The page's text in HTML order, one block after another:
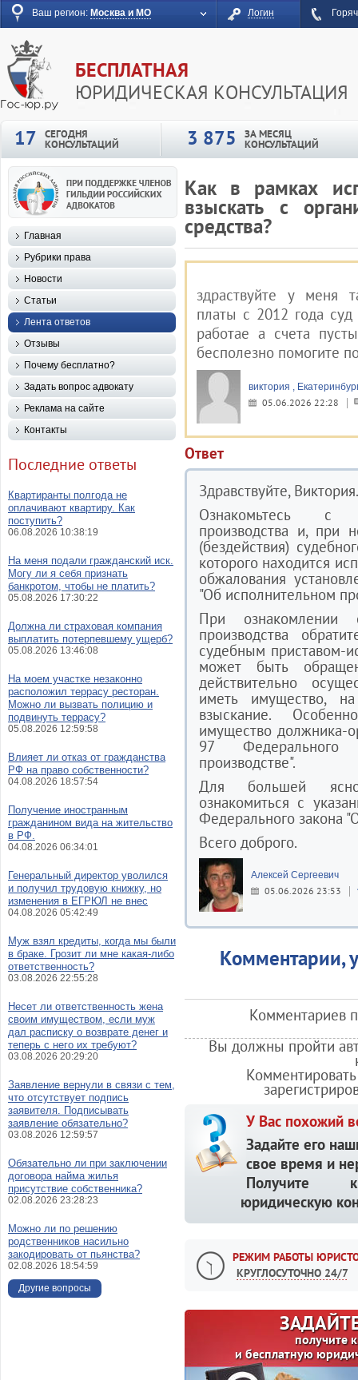
Ваш регион: Москва и МО Логин
БЕСПЛАТНАЯ
ЮРИДИЧЕСКАЯ КОНСУЛЬТАЦИЯ
17
СЕГОДНЯ
КОНСУЛЬТАЦИЙ 3 875 ЗА МЕСЯЦ
КОНСУЛЬТАЦИЙ
Как в рамках
взыскать с
средства?
здраствуйте у меня
платы с 2012 года суд
работае а счета
бесполезно помогите
виктория ,
05.06.2026 22:28
Ответ
Здравствуйте, Виктория.
Ознакомьтесь с
производства и, при
(бездействия)
которого находится
обжалования
"Об исполнительном
При ознакомлении
производства
судебным приставом-
может быть
действительно
иметь имущество,
взыскание.
имущество должника-
97 Федерального
производстве".
Для большей
ознакомиться с
Федерального закона
Всего доброго.
Алексей Сергеевич
05.06.2026 23:53
Комментарии,
Комментариев
Вы должны пройти
У Вас похожий
Задайте его
свое время и
Получите
юридическую
РЕЖИМ РАБОТЫ
КРУГЛОСУТОЧНО 24/7
получите
и бесплатную
Главная
Рубрики права
Новости
Статьи
Лента ответов
Отзывы
Почему бесплатно?
Задать вопрос адвокату
Реклама на сайте
Контакты
Последние ответы
Квартиранты полгода не
оплачивают квартиру. Как
поступить?
06.08.2026 10:38:19
На меня подали гражданский иск.
Могу ли я себя признать
банкротом, чтобы не платить?
05.08.2026 17:30:22
Должна ли страховая компания
выплатить потерпевшему ущерб?
05.08.2026 13:46:08
На моем участке незаконно
расположил террасу ресторан.
Можно ли вызвать полицию и
подвинуть террасу?
05.08.2026 12:59:58
Влияет ли отказ от гражданства
РФ на право собственности?
04.08.2026 18:57:54
Получение иностранным
гражданином вида на жительство
в РФ.
04.08.2026 06:34:01
Генеральный директор уволился
и получил трудовую книжку, но
изменения в ЕГРЮЛ не внес
04.08.2026 05:42:49
Муж взял кредиты, когда мы были
в браке. Грозит ли мне какая-либо
ответственность?
03.08.2026 22:55:28
Несет ли ответственность жена
своим имуществом, если муж
дал расписку о возврате денег и
теперь с него их требуют?
03.08.2026 20:29:20
Заявление вернули в связи с тем,
что отсутствует подпись
заявителя. Подписывать
заявление обязательно?
03.08.2026 12:59:57
Обязательно ли при заключении
договора найма жилья
присутствие собственника?
02.08.2026 23:28:23
Можно ли по решению
родственников насильно
закодировать от пьянства?
02.08.2026 18:54:59
Другие вопросы